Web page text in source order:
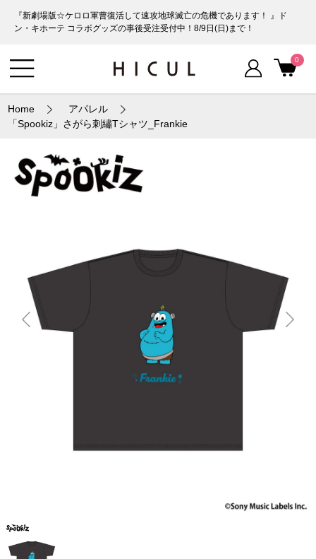
『新劇場版☆ケロロ軍曹復活して速攻地球滅亡の危機であります！ 』ド
ン・キホーテ コラボグッズの事後受注受付中！8/9日(日)まで！
0
Home
アパレル
「Spookiz」さがら刺繡Tシャツ_Frankie